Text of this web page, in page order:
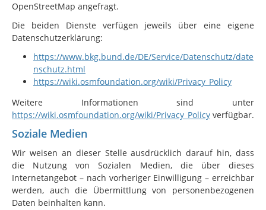
OpenStreetMap angefragt.
Die beiden Dienste verfügen jeweils über eine eigene
Datenschutzerklärung:
https://www.bkg.bund.de/DE/Service/Datenschutz/date
nschutz.html
https://wiki.osmfoundation.org/wiki/Privacy_Policy
Weitere Informationen sind unter
https://wiki.osmfoundation.org/wiki/Privacy_Policy verfügbar.
Soziale Medien
Wir weisen an dieser Stelle ausdrücklich darauf hin, dass
die Nutzung von Sozialen Medien, die über dieses
Internetangebot – nach vorheriger Einwilligung – erreichbar
werden, auch die Übermittlung von personenbezogenen
Daten beinhalten kann.